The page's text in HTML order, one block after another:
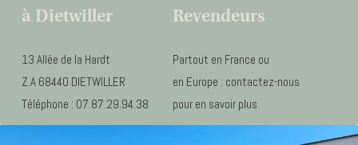
à Dietwiller
13 Allée de la Hardt
Z.A 68440 DIETWILLER
Téléphone : 07.87.29.94.38
Revendeurs
Partout en France ou
en Europe : contactez-nous
pour en savoir plus